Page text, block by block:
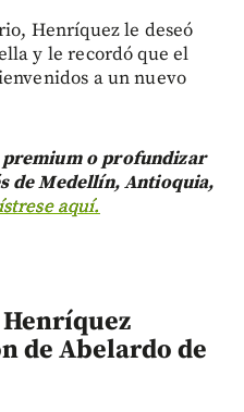
Henríquez le deseó
y le recordó que el
a un nuevo
o profundizar
de Medellín, Antioquia,
aquí.
de Abelardo de